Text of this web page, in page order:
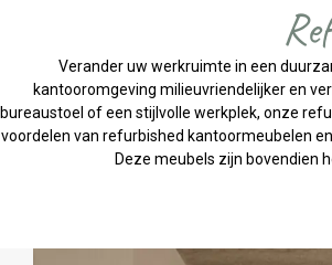
Verander uw werkruimte in een
kantooromgeving milieuvriendelijker en
bureaustoel of een stijlvolle werkplek, onze
voordelen van refurbished kantoormeubelen
Deze meubels zijn bovendien